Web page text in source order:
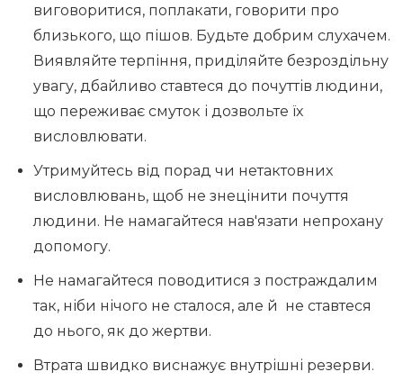
виговоритися, поплакати, говорити про
близького, що пішов. Будьте добрим слухачем.
Виявляйте терпіння, приділяйте безроздільну
увагу, дбайливо ставтеся до почуттів людини,
що переживає смуток і дозвольте їх
висловлювати.
Утримуйтесь від порад чи нетактовних
висловлювань, щоб не знецінити почуття
людини. Не намагайтеся нав'язати непрохану
допомогу.
Не намагайтеся поводитися з постраждалим
так, ніби нічого не сталося, але й не ставтеся
до нього, як до жертви.
Втрата швидко виснажує внутрішні резерви.